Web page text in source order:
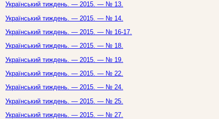
Український тиждень. — 2015. — № 13.
Український тиждень. — 2015. — № 14.
Український тиждень. — 2015. — № 16-17.
Український тиждень. — 2015. — № 18.
Український тиждень. — 2015. — № 19.
Український тиждень. — 2015. — № 22.
Український тиждень. — 2015. — № 24.
Український тиждень. — 2015. — № 25.
Український тиждень. — 2015. — № 27.